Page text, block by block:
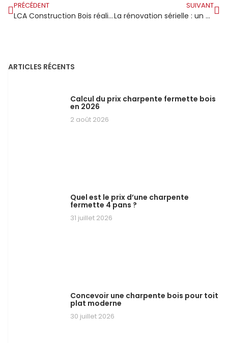
PRÉCÉDENT
LCA Construction Bois réalise sa première maison 100 % en bois
SUIVANT
La rénovation sérielle : un modèle à explorer dans le secteur immobilier
ARTICLES RÉCENTS
Calcul du prix charpente fermette bois
en 2026
2 août 2026
Quel est le prix d’une charpente
fermette 4 pans ?
31 juillet 2026
Concevoir une charpente bois pour toit
plat moderne
30 juillet 2026